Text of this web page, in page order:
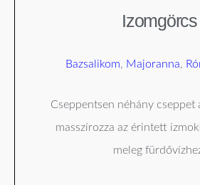
Izomgörcs
Bazsalikom, Majoranna,
Cseppentsen néhány cseppet
masszírozza az érintett
meleg